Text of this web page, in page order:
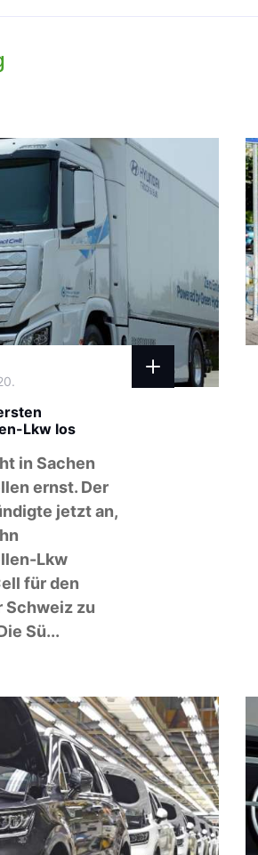
Lkw los
in Sachen
ernst. Der
jetzt an,
Lkw
für den
Schweiz zu
Sü...